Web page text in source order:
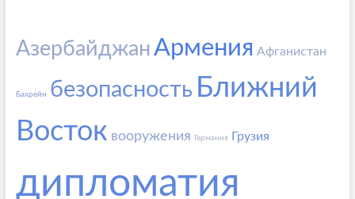
АзербайджанАрмения Афганистан
Бахрейн безопасность Ближний
Восток вооружения Германия Грузия
дипломатия